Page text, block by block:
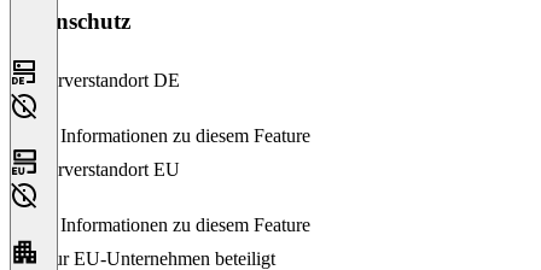
Datenschutz
Serverstandort DE
Keine Informationen zu diesem Feature
Serverstandort EU
Keine Informationen zu diesem Feature
Nur EU-Unternehmen beteiligt